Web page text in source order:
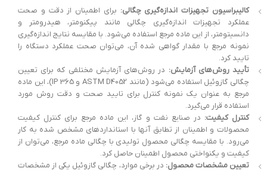
کالیبراسیون تجهیزات اندازه‌گیری چگالی: برای اطمینان از دقت و صحت
عملکرد تجهیزات اندازه‌گیری چگالی مانند پیکنومتر، هیدرومتر و
دانسیتومتر، از این ماده مرجع استفاده می‌شود. با مقایسه نتایج اندازه‌گیری
نمونه مرجع با مقدار گواهی شده آن، می‌توان صحت عملکرد دستگاه را
تایید کرد.
تأیید روش‌های آزمایش: در روش‌های آزمایش مختلفی که برای تعیین
چگالی گازوئیل استفاده می‌شود (مانند ASTM D4052 و IP 365)، این ماده
مرجع به عنوان یک نمونه کنترل برای تایید صحت و دقت روش مورد
استفاده قرار می‌گیرد.
کنترل کیفیت: در صنایع نفت و گاز، این ماده مرجع برای کنترل کیفیت
محصولات و اطمینان از تطابق آنها با استانداردهای مشخص شده به کار
می‌رود. با مقایسه چگالی محصول تولیدی با چگالی ماده مرجع، می‌توان از
کیفیت و یکنواختی محصول اطمینان حاصل کرد.
تعیین مشخصات محصول: در برخی موارد، چگالی گازوئیل یکی از مشخصات